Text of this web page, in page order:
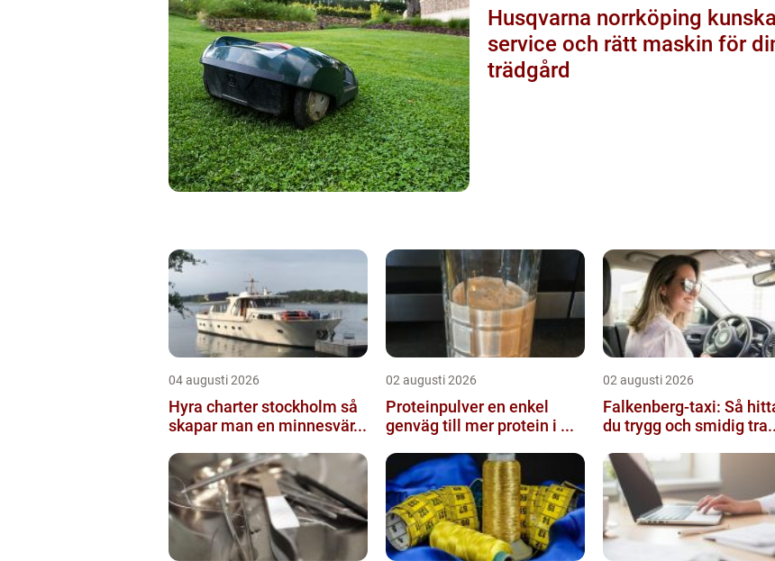
Husqvarna norrköping kunskap,
service och rätt maskin för
trädgård
04 augusti 2026
Hyra charter stockholm så
skapar man en minnesvär...
02 augusti 2026
Proteinpulver en enkel
genväg till mer protein i ...
02 augusti 2026
Falkenberg-taxi: Så
du trygg och smidig